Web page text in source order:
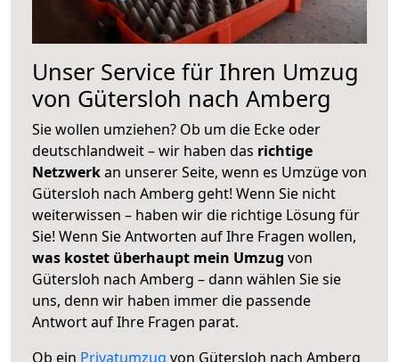
Unser Service für Ihren Umzug
von Gütersloh nach Amberg
Sie wollen umziehen? Ob um die Ecke oder
deutschlandweit – wir haben das richtige
Netzwerkan unserer Seite, wenn es Umzüge von
Gütersloh nach Amberg geht! Wenn Sie nicht
weiterwissen – haben wir die richtige Lösung für
Sie! Wenn Sie Antworten auf Ihre Fragen wollen,
was kostet überhaupt mein Umzug von
Gütersloh nach Amberg – dann wählen Sie sie
uns, denn wir haben immer die passende
Antwort auf Ihre Fragen parat.
Ob ein Privatumzug von Gütersloh nach Amberg